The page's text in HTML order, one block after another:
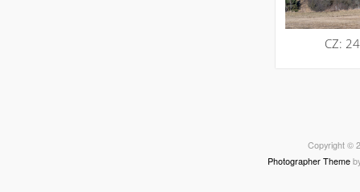
CZ:
Copyright ©
Photographer Theme